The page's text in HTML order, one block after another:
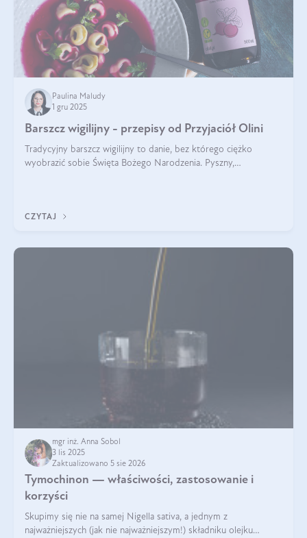
Paulina Maludy
1 gru 2025
Barszcz wigilijny - przepisy od Przyjaciół Olini
Tradycyjny barszcz wigilijny to danie, bez którego ciężko
wyobrazić sobie Święta Bożego Narodzenia. Pyszny,
CZYTAJ
mgr inż. Anna Sobol
3 lis 2025
Zaktualizowano 5 sie 2026
Tymochinon — właściwości, zastosowanie i
korzyści
Skupimy się nie na samej Nigella sativa, a jednym z
najważniejszych (jak nie najważniejszym!) składniku olejku